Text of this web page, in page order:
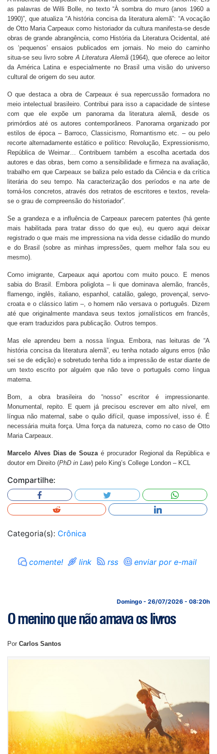
as palavras de Willi Bolle, no texto “À sombra do muro (anos 1960 a
1990)”, que atualiza “A história concisa da literatura alemã”: “A vocação
de Otto Maria Carpeaux como historiador da cultura manifesta-se desde
obras de grande abrangência, como História da Literatura Ocidental, até
os ‘pequenos’ ensaios publicados em jornais. No meio do caminho
situa-se seu livro sobre A Literatura Alemã(1964), que oferece ao leitor
da América Latina e especialmente no Brasil uma visão do universo
cultural de origem do seu autor.
O que destaca a obra de Carpeaux é sua repercussão formadora no
meio intelectual brasileiro. Contribui para isso a capacidade de síntese
com que ele expõe um panorama da literatura alemã, desde os
primórdios até os autores contemporâneos. Panorama organizado por
estilos de época – Barroco, Classicismo, Romantismo etc. – ou pelo
recorte alternadamente estático e político: Revolução, Expressionismo,
República de Weimar… Contribuem também a escolha acertada dos
autores e das obras, bem como a sensibilidade e firmeza na avaliação,
trabalho em que Carpeaux se baliza pelo estado da Ciência e da crítica
literária do seu tempo. Na caracterização dos períodos e na arte de
torná-los concretos, através dos retratos de escritores e textos, revela-
se o grau de compreensão do historiador”.
Se a grandeza e a influência de Carpeaux parecem patentes (há gente
mais habilitada para tratar disso do que eu), eu quero aqui deixar
registrado o que mais me impressiona na vida desse cidadão do mundo
e do Brasil (sobre as minhas impressões, quem melhor fala sou eu
mesmo).
Como imigrante, Carpeaux aqui aportou com muito pouco. E menos
sabia do Brasil. Embora poliglota – li que dominava alemão, francês,
flamengo, inglês, italiano, espanhol, catalão, galego, provençal, servo-
croata e o clássico latim –, o homem não versava o português. Dizem
até que originalmente mandava seus textos jornalísticos em francês,
que eram traduzidos para publicação. Outros tempos.
Mas ele aprendeu bem a nossa língua. Embora, nas leituras de “A
história concisa da literatura alemã”, eu tenha notado alguns erros (não
sei se de edição) e sobretudo tenha tido a impressão de estar diante de
um texto escrito por alguém que não teve o português como língua
materna.
Bom, a obra brasileira do “nosso” escritor é impressionante.
Monumental, repito. E quem já precisou escrever em alto nível, em
língua não maternal, sabe o quão difícil, quase impossível, isso é. É
necessária muita força. Uma força da natureza, como no caso de Otto
Maria Carpeaux.
Marcelo Alves Dias de Souza é procurador Regional da República e
doutor em Direito (PhD in Law) pelo King’s College London – KCL
Compartilhe:
Categoria(s): Crônica
comente! link rss enviar por e-mail
Domingo - 26/07/2026 - 08:20h
O menino que não amava os livros
Por Carlos Santos